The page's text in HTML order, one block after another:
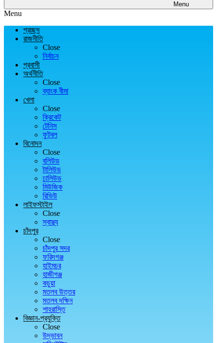
Menu
Menu
প্রচ্ছদ
রাজনীতি
Close
নির্বাচন
প্রবাসী
অর্থনীতি
Close
ব্যাংক বীমা
খেলা
Close
ক্রিকেট
টেনিস
ফুটবল
বিনোদন
Close
বলিউড
টালিউড
ঢালিউড
মিউজিক
রিভিউ
লাইফস্টাইল
Close
স্বাস্থ্য
চাঁদপুর
Close
চাঁদপুর সদর
ফরিদগঞ্জ
হাইমচর
হাজীগঞ্জ
কচুয়া
মতলব উত্তর
মতলব দক্ষিন
শাহরাস্তি
বিজ্ঞান-প্রযুক্তি
Close
উদ্ভাবন